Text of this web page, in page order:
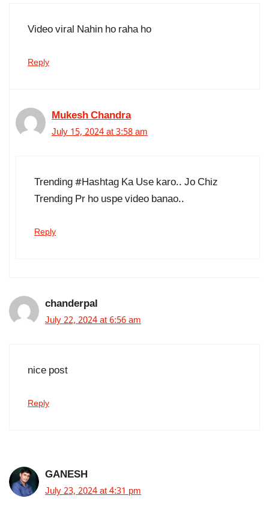
Video viral Nahin ho raha ho
Reply
Mukesh Chandra
July 15, 2024 at 3:58 am
Trending #Hashtag Ka Use karo.. Jo Chiz
Trending Pr ho uspe video banao..
Reply
chanderpal
July 22, 2024 at 6:56 am
nice post
Reply
GANESH
July 23, 2024 at 4:31 pm